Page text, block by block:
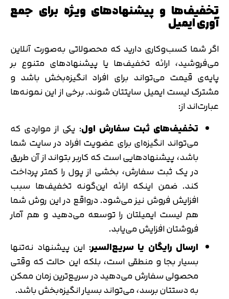
تخفیف‌ها و پیشنهادهای ویژه برای جمع
آوری ایمیل
اگر شما کسب‌وکاری دارید که محصولاتی به‌صورت آنلاین
می‌فروشید، ارائه تخفیف‌ها یا پیشنهادهای متنوع بر
پایه‌ی قیمت می‌تواند برای افراد انگیزه‌بخش باشد و
مشترک لیست ایمیل سایتتان شوند. برخی از این نمونه‌ها
عبارت‌اند از:
تخفیف‌های ثبت سفارش اول: یکی از مواردی که
می‌تواند انگیزه‌ای برای عضویت افراد در سایت شما
باشد، پیشنهادهایی است که کاربر بتواند از آن طریق
در یک ثبت سفارش، بخشی از پول را کمتر پرداخت
کند. ضمن اینکه ارائه این‌گونه تخفیف‌ها سبب
افزایش فروش نیز می‌شود. درواقع در این روش شما
هم لیست ایمیلتان را توسعه می‌دهید و هم آمار
فروشتان افزایش می‌یابد.
ارسال رایگان یا سریع‌السیر: این پیشنهاد نه‌تنها
بسیار بجا و منطقی است، بلکه این حالت که وقتی
محصولی سفارش می‌دهید در سریع‌ترین زمان ممکن
به دستتان برسد، می‌تواند بسیار انگیزه‌بخش باشد.